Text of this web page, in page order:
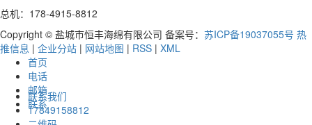
总机：178-4915-8812
Copyright © 盐城市恒丰海绵有限公司 备案号： 苏ICP备19037055号 热
推信息 | 企业分站 | 网站地图 | RSS | XML
首页
电话
邮箱
联系
联系我们
17849158812